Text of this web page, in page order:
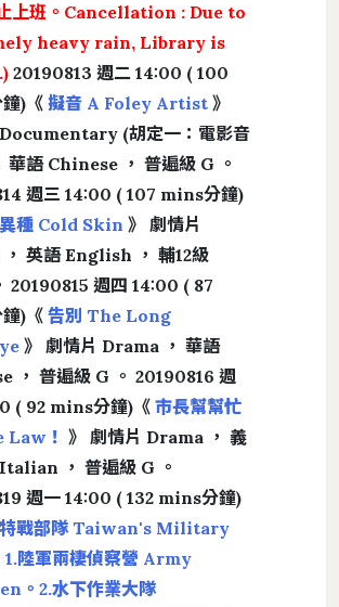
上班。Cancellation : Due to
heavy rain, Library is
20190813 週二 14:00 ( 100
)《 擬音 A Foley Artist 》
(胡定一：電影音
華語 Chinese ， 普遍級 G 。
週三 14:00 ( 107 mins分鐘)
種 Cold Skin 》 劇情片
英語 English ， 輔12級
20190815 週四 14:00 ( 87
)《 告別 The Long
》 劇情片 Drama ， 華語
， 普遍級 G 。 20190816 週
( 92 mins分鐘)《 市長幫幫忙
！ 》 劇情片 Drama ， 義
， 普遍級 G 。
週一 14:00 ( 132 mins分鐘)
戰部隊 Taiwan's Military
陸軍兩棲偵察營 Army
。2.水下作業大隊